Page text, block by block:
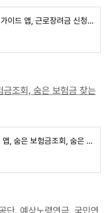
근로장려금 신청 가이드 앱, 근로장려금 신청방법, 자녀장려금 신청하기
조회, 숨은 보험금 찾는
숨은 보험금 찾기 앱, 숨은 보험금조회, 숨은 보험금 찾는 방법, 돌려받기
단, 예상노령연금, 국민연